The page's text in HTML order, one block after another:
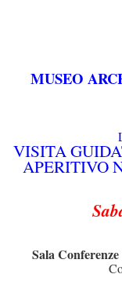
MUSEO
VISITA
APERITIVO
Sala